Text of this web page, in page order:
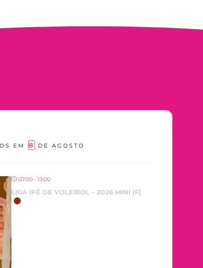
EM 8 DE AGOSTO
07:00 - 13:00
LIGA IPÊ DE VOLEIBOL – 2026 MINI (F)